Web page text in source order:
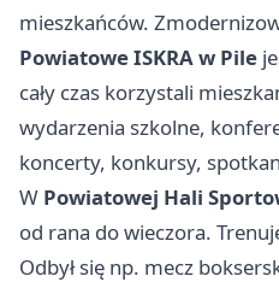
mieszkańców.
Powiatowe ISKRA w Pile
cały czas korzystali
wydarzenia szkolne,
koncerty, konkursy,
W Powiatowej Hali
od rana do wieczora.
Odbył się np. mecz